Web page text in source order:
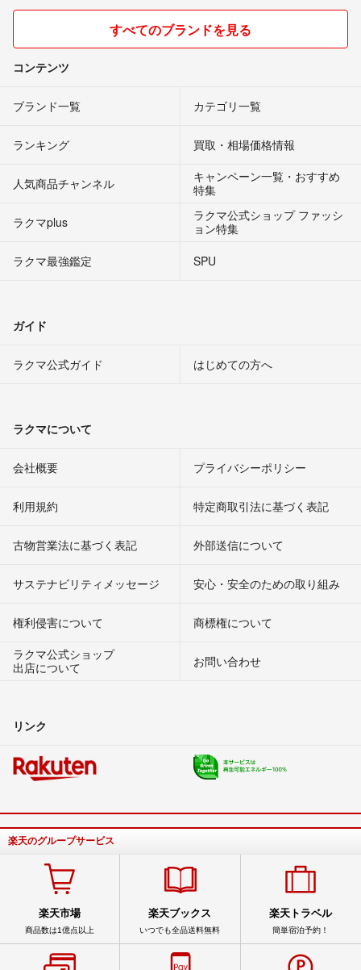
すべてのブランドを見る
コンテンツ
ブランド一覧 カテゴリ一覧
ランキング 買取・相場価格情報
人気商品チャンネル
キャンペーン一覧・おすすめ
特集
ラクマplus
ラクマ公式ショップ ファッシ
ョン特集
ラクマ最強鑑定
SPU
ガイド
ラクマ公式ガイド はじめての方へ
ラクマについて
会社概要 プライバシーポリシー
利用規約 特定商取引法に基づく表記
古物営業法に基づく表記 外部送信について
サステナビリティメッセージ 安心・安全のための取り組み
権利侵害について
商標権について
ラクマ公式ショップ
出店について
お問い合わせ
リンク
楽天のグループサービス
楽天市場
商品数は1億点以上
楽天ブックス
いつでも全品送料無料
楽天トラベル
簡単宿泊予約！